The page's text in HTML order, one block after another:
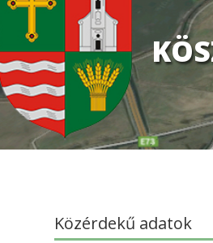
Közérdekű adatok